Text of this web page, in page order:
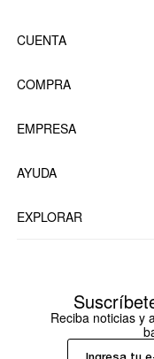
CUENTA
COMPRA
EMPRESA
AYUDA
EXPLORAR
Reciba noticias y